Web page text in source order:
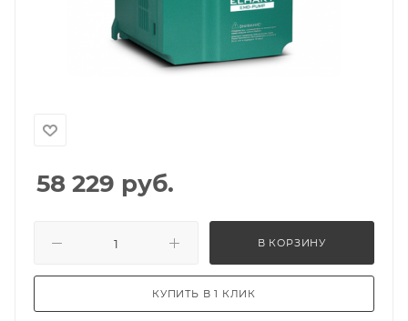
58 229 руб.
В КОРЗИНУ
КУПИТЬ В 1 КЛИК